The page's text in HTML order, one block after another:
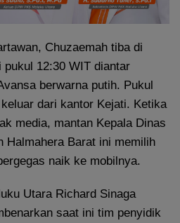
Chuzaemah tiba di
pukul 12:30 WIT diantar
berwarna putih. Pukul
dari kantor Kejati. Ketika
media, mantan Kepala Dinas
Halmahera Barat ini memilih
naik ke mobilnya.
Utara Richard Sinaga
saat ini tim penyidik